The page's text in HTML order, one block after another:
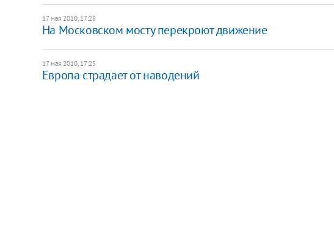
17 мая 2010, 17:28
На Московском мосту перекроют движение
17 мая 2010, 17:25
Европа страдает от наводений